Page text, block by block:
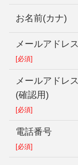
お名前(カナ)
メールアドレス
[必須]
メールアドレス
(確認用)
[必須]
電話番号
[必須]